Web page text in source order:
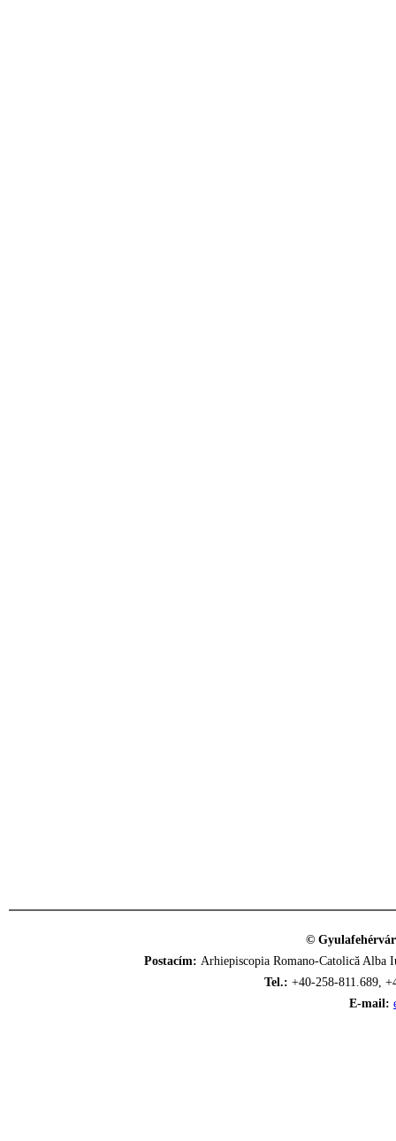
©
Postacím: Arhiepiscopia Romano-Catolică
Tel.: +40-258-811.689,
E-mail: